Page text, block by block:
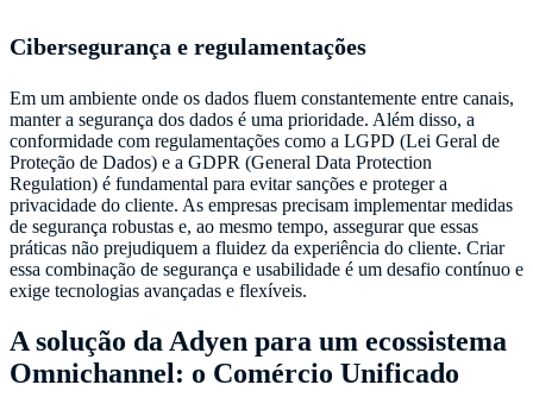
Cibersegurança e regulamentações
Em um ambiente onde os dados fluem constantemente entre canais,
manter a segurança dos dados é uma prioridade. Além disso, a
conformidade com regulamentações como a LGPD (Lei Geral de
Proteção de Dados) e a GDPR (General Data Protection
Regulation) é fundamental para evitar sanções e proteger a
privacidade do cliente. As empresas precisam implementar medidas
de segurança robustas e, ao mesmo tempo, assegurar que essas
práticas não prejudiquem a fluidez da experiência do cliente. Criar
essa combinação de segurança e usabilidade é um desafio contínuo e
exige tecnologias avançadas e flexíveis.
A solução da Adyen para um ecossistema
Omnichannel: o Comércio Unificado